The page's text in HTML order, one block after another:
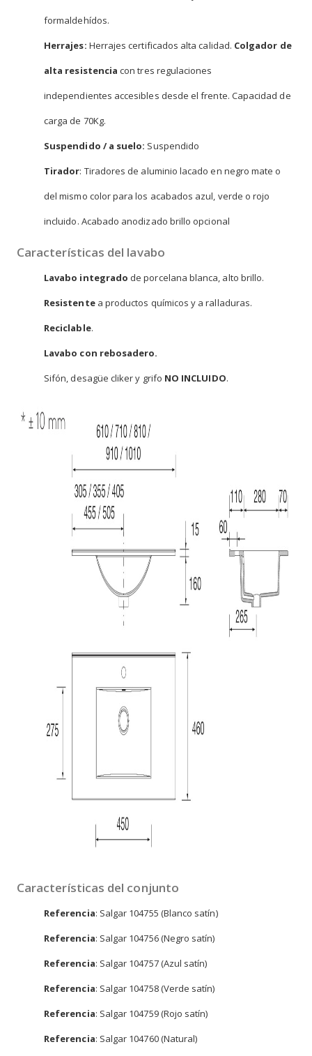
formaldehídos.
Herrajes: Herrajes certificados alta calidad. Colgador de
alta resistencia con tres regulaciones
independientes accesibles desde el frente. Capacidad de
carga de 70Kg.
Suspendido / a suelo: Suspendido
Tirador: Tiradores de aluminio lacado en negro mate o
del mismo color para los acabados azul, verde o rojo
incluido. Acabado anodizado brillo opcional
Características del lavabo
Lavabo integrado de porcelana blanca, alto brillo.
Resistentea productos químicos y a ralladuras.
Reciclable.
Lavabo con rebosadero.
Sifón, desagüe cliker y grifo NO INCLUIDO.
Características del conjunto
Referencia: Salgar 104755 (Blanco satín)
Referencia: Salgar 104756 (Negro satín)
Referencia: Salgar 104757 (Azul satín)
Referencia: Salgar 104758 (Verde satín)
Referencia: Salgar 104759 (Rojo satín)
Referencia: Salgar 104760 (Natural)